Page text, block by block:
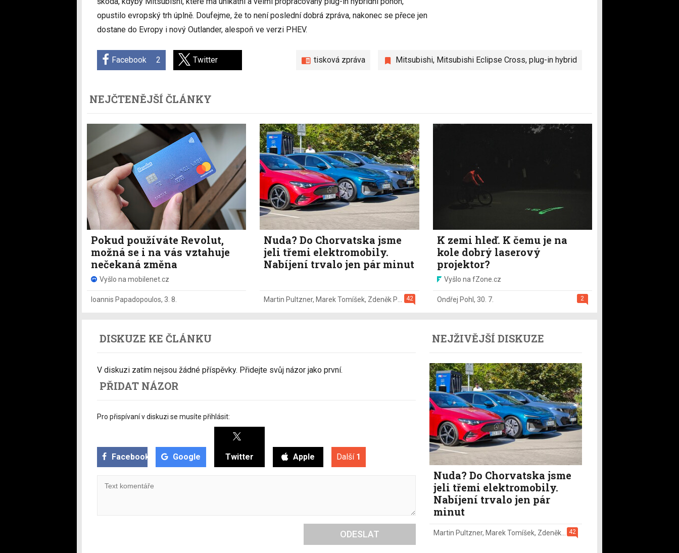
opustilo evropský trh úplně. Doufejme, že to není poslední dobrá zpráva, nakonec se přece jen
dostane do Evropy i nový Outlander, alespoň ve verzi PHEV.
tisková zpráva Mitsubishi, Mitsubishi Eclipse Cross, plug-in hybrid
Facebook 2 Twitter
NEJČTENĚJŠÍ ČLÁNKY
Pokud používáte Revolut,
možná se i na vás vztahuje
nečekaná změna
Vyšlo na mobilenet.cz
Ioannis Papadopoulos, 3. 8.
Nuda? Do Chorvatska jsme
jeli třemi elektromobily.
Nabíjení trvalo jen pár minut
42
Martin Pultzner, Marek Tomíšek, Zdeněk Pečený
K zemi hleď. K čemu je na
kole dobrý laserový
projektor?
Vyšlo na fZone.cz
2
Ondřej Pohl , 30. 7.
DISKUZE KE ČLÁNKU
V diskuzi zatím nejsou žádné příspěvky. Přidejte svůj názor jako první.
PŘIDAT NÁZOR
Pro přispívaní v diskuzi se musíte přihlásit:
Facebook Google Twitter Apple Další 1
ODESLAT
NEJŽIVĚJŠÍ DISKUZE
Nuda? Do Chorvatska jsme
jeli třemi elektromobily.
Nabíjení trvalo jen pár
minut
42
Martin Pultzner,Marek Tomíšek, Zdeněk Pečený